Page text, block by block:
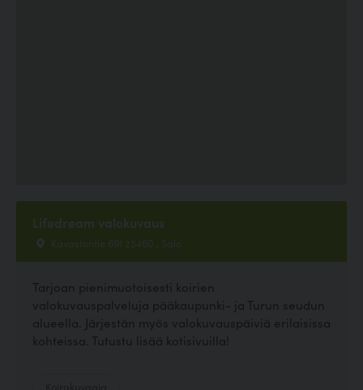
Lifedream valokuvaus
Kavastontie 691 25460 , Salo
Tarjoan pienimuotoisesti koirien
valokuvauspalveluja pääkaupunki- ja Turun seudun
alueella. Järjestän myös valokuvauspäiviä erilaisissa
kohteissa. Tutustu lisää kotisivuilla!